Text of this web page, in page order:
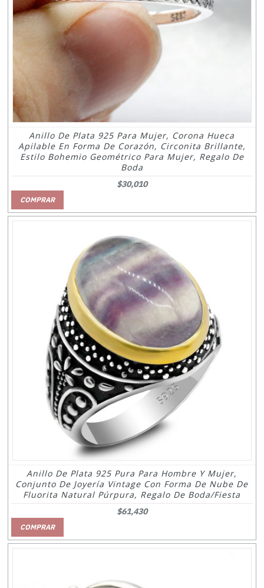
Anillo De Plata 925 Para Mujer, Corona Hueca
Apilable En Forma De Corazón, Circonita Brillante,
Estilo Bohemio Geométrico Para Mujer, Regalo De
Boda
$30,010
COMPRAR
Anillo De Plata 925 Pura Para Hombre Y Mujer,
Conjunto De Joyería Vintage Con Forma De Nube De
Fluorita Natural Púrpura, Regalo De Boda/fiesta
$61,430
COMPRAR